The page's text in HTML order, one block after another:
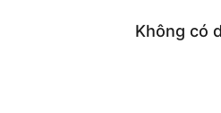
Không có